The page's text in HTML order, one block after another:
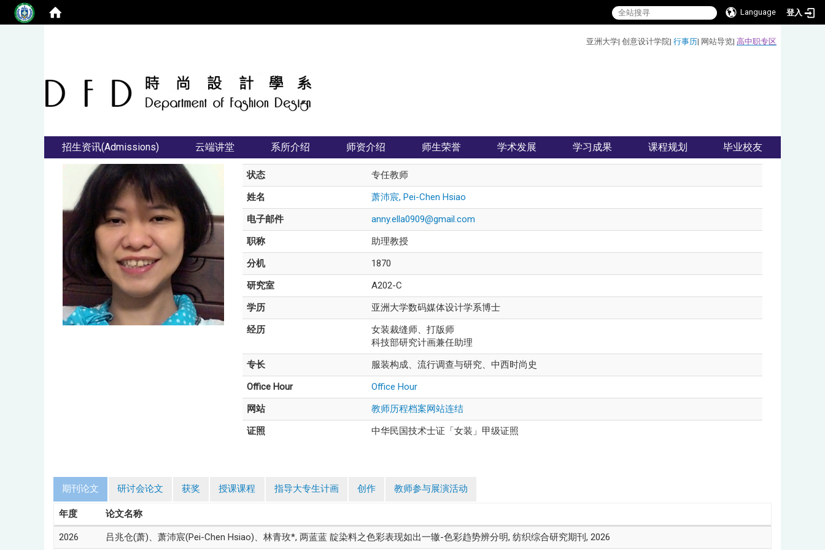
Language 登入
亚洲大学| 创意设计学院| 行事历| 网站导览| 高中职专区
招生资讯(Admissions) 云端讲堂 系所介绍 师资介绍 师生荣誉 学术发展 学习成果 课程规划 毕业校友
状态
专任教师
姓名
萧沛宸, Pei-Chen Hsiao
电子邮件
anny.ella0909@gmail.com
职称
助理教授
分机
1870
研究室
A202-C
学历
亚洲大学数码媒体设计学系博士
经历
女装裁缝师、打版师
科技部研究计画兼任助理
专长
服装构成、流行调查与研究、中西时尚史
Office Hour
Office Hour
网站
教师历程档案网站连结
证照
中华民国技术士证「女装」甲级证照
期刊论文 研讨会论文 获奖 授课课程 指导大专生计画 创作 教师参与展演活动
年度 论文名称
2026 吕兆仓(萧)、萧沛宸(Pei-Chen Hsiao)、林青玫*, 两蓝蓝 靛染料之色彩表现如出一辙-色彩趋势辨分明, 纺织综合研究期刊, 2026